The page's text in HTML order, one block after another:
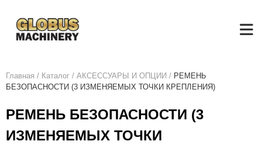
Главная / Каталог / АКСЕСCУАРЫ И ОПЦИИ / РЕМЕНЬ
БЕЗОПАСНОСТИ (3 ИЗМЕНЯЕМЫХ ТОЧКИ КРЕПЛЕНИЯ)
РЕМЕНЬ БЕЗОПАСНОСТИ (3
ИЗМЕНЯЕМЫХ ТОЧКИ